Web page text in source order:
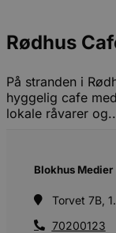
Rødhus
På stranden i
hyggelig cafe
lokale råvarer
Blokhus Medier
Torvet 7B,
70200123